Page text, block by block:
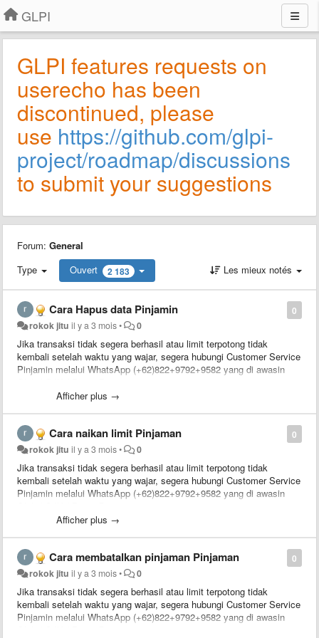
GLPI
GLPI features requests on
userecho has been
discontinued, please
use https://github.com/glpi-
project/roadmap/discussions
to submit your suggestions
Forum: General
Type
Ouvert 2 183 Les mieux notés
0
Cara Hapus data Pinjamin
rokok jitu il y a 3 mois• 0
Jika transaksi tidak segera berhasil atau limit terpotong tidak
kembali setelah waktu yang wajar, segera hubungi Customer Service
Pinjamin melalui WhatsApp (+62)822+9792+9582 yang di awasin
Afficher plus →
0
Cara naikan limit Pinjaman
rokok jitu il y a 3 mois• 0
Jika transaksi tidak segera berhasil atau limit terpotong tidak
kembali setelah waktu yang wajar, segera hubungi Customer Service
Pinjamin melalui WhatsApp (+62)822+9792+9582 yang di awasin
Afficher plus →
0
Cara membatalkan pinjaman Pinjaman
rokok jitu il y a 3 mois• 0
Jika transaksi tidak segera berhasil atau limit terpotong tidak
kembali setelah waktu yang wajar, segera hubungi Customer Service
Pinjamin melalui WhatsApp (+62)822+9792+9582 yang di awasin